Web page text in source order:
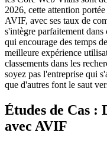
2026, cette attention
AVIF, avec ses taux de
s'intègre parfaitement
qui encourage des temps
meilleure expérience
classements dans les
soyez pas l'entreprise qui
que d'autres font le saut
Études de Cas :
avec AVIF